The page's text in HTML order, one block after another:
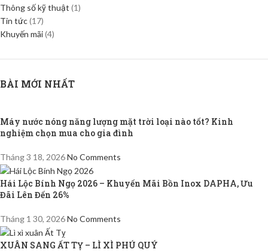
Thông số kỹ thuật (1)
Tin tức(17)
Khuyến mãi(4)
BÀI MỚI NHẤT
Máy nước nóng năng lượng mặt trời loại nào tốt? Kinh
nghiệm chọn mua cho gia đình
Tháng 3 18, 2026No Comments
Hái Lộc Bính Ngọ 2026 – Khuyến Mãi Bồn Inox DAPHA, Ưu
Đãi Lên Đến 26%
Tháng 1 30, 2026No Comments
XUÂN SANG ẤT TỴ – LÌ XÌ PHÚ QUÝ